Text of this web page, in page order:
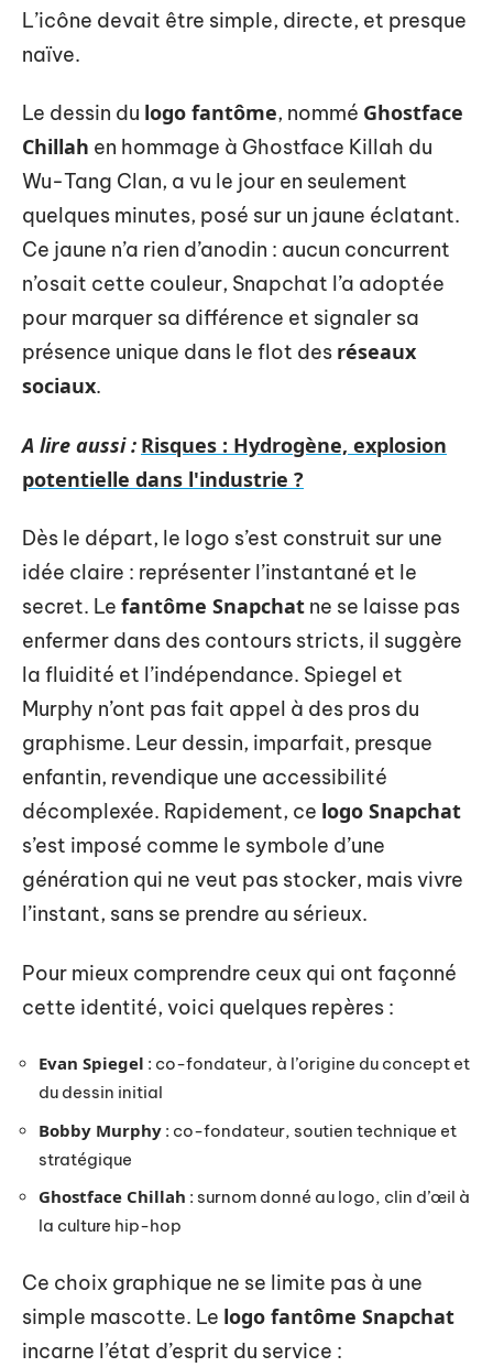
L’icône devait être simple, directe, et presque
naïve.
Le dessin du logo fantôme, nommé Ghostface
Chillah en hommage à Ghostface Killah du
Wu-Tang Clan, a vu le jour en seulement
quelques minutes, posé sur un jaune éclatant.
Ce jaune n’a rien d’anodin : aucun concurrent
n’osait cette couleur, Snapchat l’a adoptée
pour marquer sa différence et signaler sa
présence unique dans le flot des réseaux
sociaux.
A lire aussi : Risques : Hydrogène, explosion
potentielle dans l'industrie ?
Dès le départ, le logo s’est construit sur une
idée claire : représenter l’instantané et le
secret. Le fantôme Snapchat ne se laisse pas
enfermer dans des contours stricts, il suggère
la fluidité et l’indépendance. Spiegel et
Murphy n’ont pas fait appel à des pros du
graphisme. Leur dessin, imparfait, presque
enfantin, revendique une accessibilité
décomplexée. Rapidement, ce logo Snapchat
s’est imposé comme le symbole d’une
génération qui ne veut pas stocker, mais vivre
l’instant, sans se prendre au sérieux.
Pour mieux comprendre ceux qui ont façonné
cette identité, voici quelques repères :
Evan Spiegel : co-fondateur, à l’origine du concept et
du dessin initial
Bobby Murphy : co-fondateur, soutien technique et
stratégique
Ghostface Chillah : surnom donné au logo, clin d’œil à
la culture hip-hop
Ce choix graphique ne se limite pas à une
simple mascotte. Le logo fantôme Snapchat
incarne l’état d’esprit du service :